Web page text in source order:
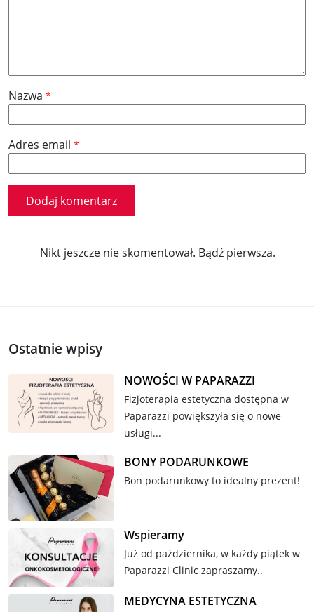
Nazwa *
Adres email *
Nikt jeszcze nie skomentował. Bądź pierwsza.
Ostatnie wpisy
NOWOŚCI W PAPARAZZI
Fizjoterapia estetyczna dostępna w
Paparazzi powiększyła się o nowe
usługi...
BONY PODARUNKOWE
Bon podarunkowy to idealny prezent!
Wspieramy
Już od października, w każdy piątek w
Paparazzi Clinic zapraszamy..
MEDYCYNA ESTETYCZNA